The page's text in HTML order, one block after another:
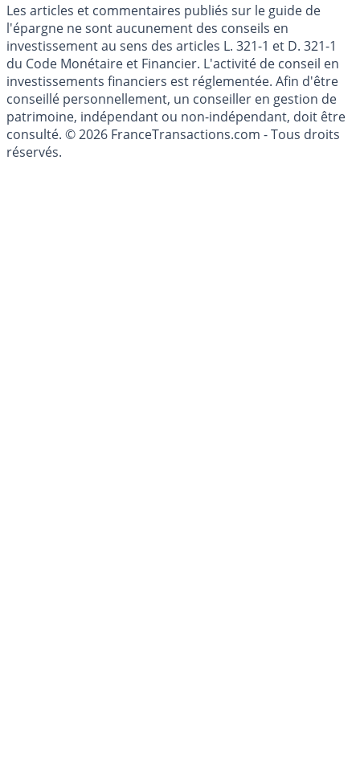
Les articles et commentaires publiés sur le guide de
l'épargne ne sont aucunement des conseils en
investissement au sens des articles L. 321-1 et D. 321-1
du Code Monétaire et Financier. L'activité de conseil en
investissements financiers est réglementée. Afin d'être
conseillé personnellement, un conseiller en gestion de
patrimoine, indépendant ou non-indépendant, doit être
consulté. © 2026 FranceTransactions.com - Tous droits
réservés.